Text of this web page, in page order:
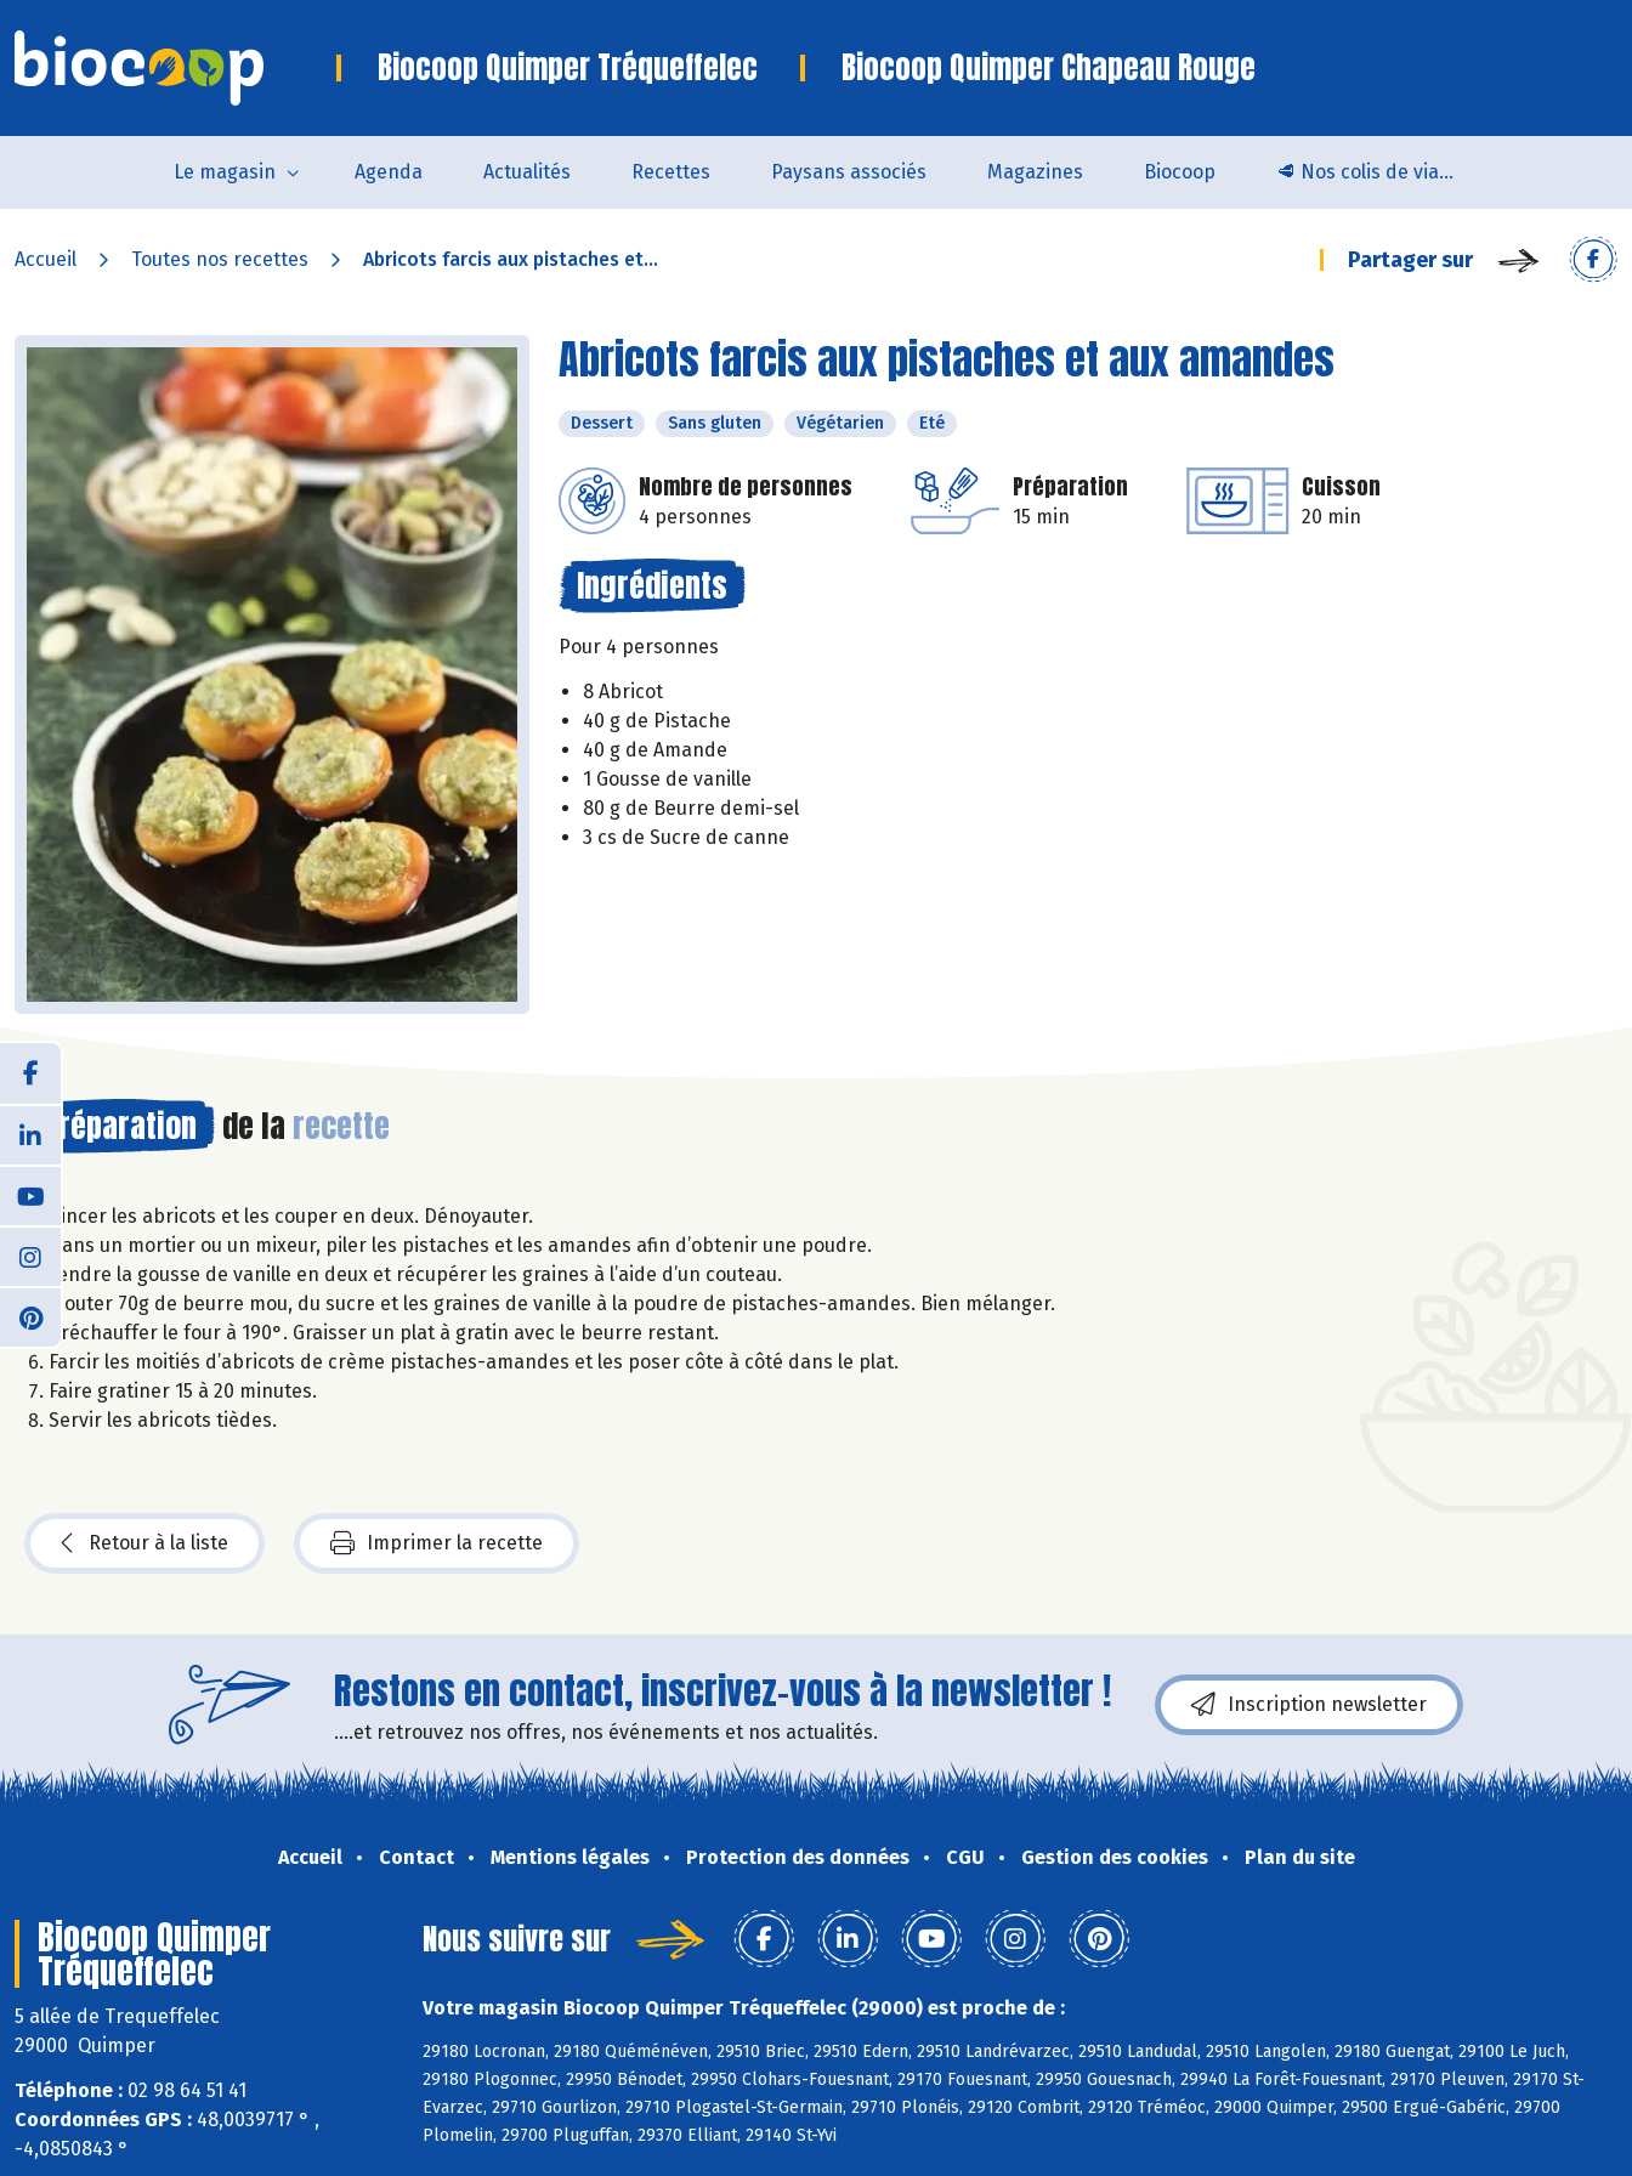
Biocoop Quimper Tréqueffelec Biocoop Quimper Chapeau Rouge
Le magasin Agenda Actualités Recettes Paysans associés Magazines Biocoop 🥩 Nos colis de viande bio & locale arrivent chez Biocoop Quimper !
Accueil Toutes nos recettes Abricots farcis aux pistaches et... Partager sur
Abricots farcis aux pistaches et aux amandes
Dessert Sans gluten Végétarien Eté
Nombre de personnes
4 personnes
Préparation
15 min
Cuisson
20 min
Ingrédients
Pour 4 personnes
8 Abricot
40 g de Pistache
40 g de Amande
1 Gousse de vanille
80 g de Beurre demi-sel
3 cs de Sucre de canne
Préparation de la recette
Rincer les abricots et les couper en deux. Dénoyauter.
Dans un mortier ou un mixeur, piler les pistaches et les amandes afin d’obtenir une poudre.
Fendre la gousse de vanille en deux et récupérer les graines à l’aide d’un couteau.
Ajouter 70g de beurre mou, du sucre et les graines de vanille à la poudre de pistaches-amandes. Bien mélanger.
Préchauffer le four à 190°. Graisser un plat à gratin avec le beurre restant.
Farcir les moitiés d’abricots de crème pistaches-amandes et les poser côte à côté dans le plat.
Faire gratiner 15 à 20 minutes.
Servir les abricots tièdes.
Retour à la liste Imprimer la recette
Restons en contact, inscrivez-vous à la newsletter !
....et retrouvez nos offres, nos événements et nos actualités.
Inscription newsletter
Accueil Contact Mentions légales Protection des données CGU Gestion des cookies Plan du site
Biocoop Quimper
Tréqueffelec
5 allée de Trequeffelec
29000 Quimper
Téléphone : 02 98 64 51 41
Coordonnées GPS : 48,0039717 ° ,
-4,0850843 °
Nous suivre sur
Votre magasin Biocoop Quimper Tréqueffelec (29000) est proche de :
29180 Locronan, 29180 Quéménéven, 29510 Briec, 29510 Edern, 29510 Landrévarzec, 29510 Landudal, 29510 Langolen, 29180 Guengat, 29100 Le Juch,
29180 Plogonnec, 29950 Bénodet, 29950 Clohars-Fouesnant, 29170 Fouesnant, 29950 Gouesnach, 29940 La Forêt-Fouesnant, 29170 Pleuven, 29170 St-
Evarzec, 29710 Gourlizon, 29710 Plogastel-St-Germain, 29710 Plonéis, 29120 Combrit, 29120 Tréméoc, 29000 Quimper, 29500 Ergué-Gabéric, 29700
Plomelin, 29700 Pluguffan, 29370 Elliant, 29140 St-Yvi